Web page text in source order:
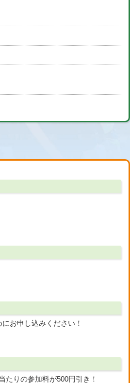
お申し込みください！
たりの参加料が500円引き！